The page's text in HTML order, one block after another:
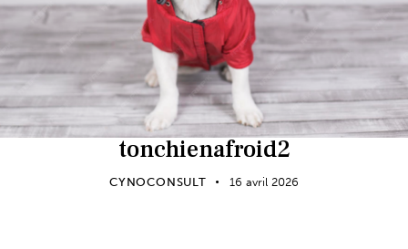
tonchienafroid2
CYNOCONSULT 16 avril 2026